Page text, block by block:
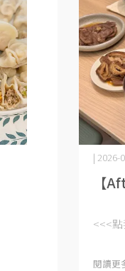
【
| 2026-
<<<
閱讀更